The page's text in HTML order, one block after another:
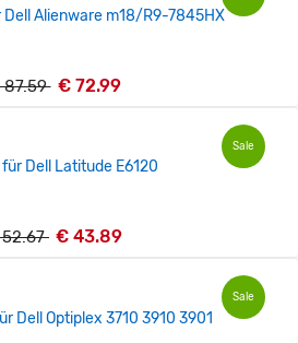
Dell Alienware m18/R9-7845HX
87.59 € 72.99
Sale
für Dell Latitude E6120
€ 43.89
Sale
Dell Optiplex 3710 3910 3901